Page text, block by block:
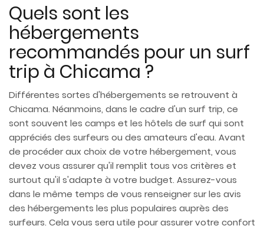
Quels sont les
hébergements
recommandés pour un surf
trip à Chicama ?
Différentes sortes d'hébergements se retrouvent à
Chicama. Néanmoins, dans le cadre d'un surf trip, ce
sont souvent les camps et les hôtels de surf qui sont
appréciés des surfeurs ou des amateurs d'eau. Avant
de procéder aux choix de votre hébergement, vous
devez vous assurer qu'il remplit tous vos critères et
surtout qu'il s'adapte à votre budget. Assurez-vous
dans le même temps de vous renseigner sur les avis
des hébergements les plus populaires auprès des
surfeurs. Cela vous sera utile pour assurer votre confort